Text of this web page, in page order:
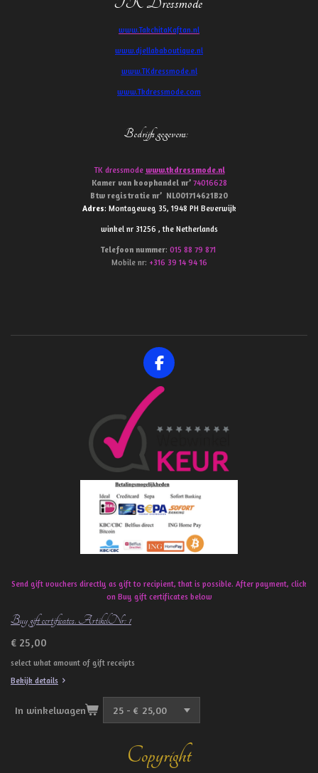
www.TakchitaKaftan.nl
www.djellababoutique.nl
www.TKdressmode.nl
www.Tkdressmode.com
Bedrijfs gegevens:
TK dressmode www.tkdressmode.nl
Kamer van koophandel nr’ 74016628
Btw registratie nr’ NL001714621B20
Adres: Montageweg 35, 1948 PH Beverwijk
winkel nr 31256 , the Netherlands
Telefoon nummer: 015 88 79 871
Mobile nr: +316 39 14 94 16
F
a
c
b
o
k
Send gift vouchers directly as gift to recipient, that is possible. After payment, click
on Buy gift certificates below
Buy gift certificates. ArtikelNr: 1
€ 25,00
select what amount of gift receipts
Bekijk details
In winkelwagen
Copyright